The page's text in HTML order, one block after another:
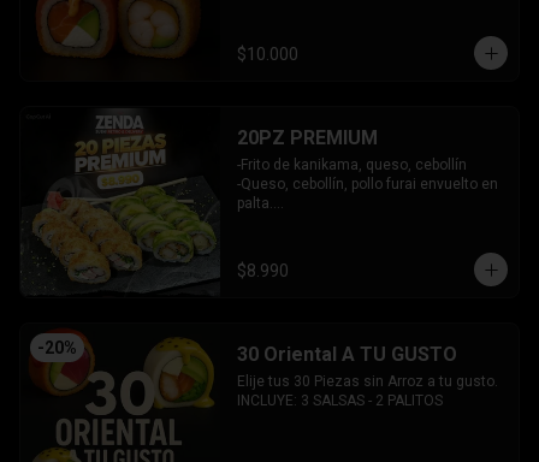
$10.000
20PZ PREMIUM
-Frito de kanikama, queso, cebollín
-Queso, cebollín, pollo furai envuelto en
palta.
$8.990
-20% 30 Oriental A TU GUSTO
Elije tus 30 Piezas sin Arroz a tu gusto.
INCLUYE: 3 SALSAS - 2 PALITOS